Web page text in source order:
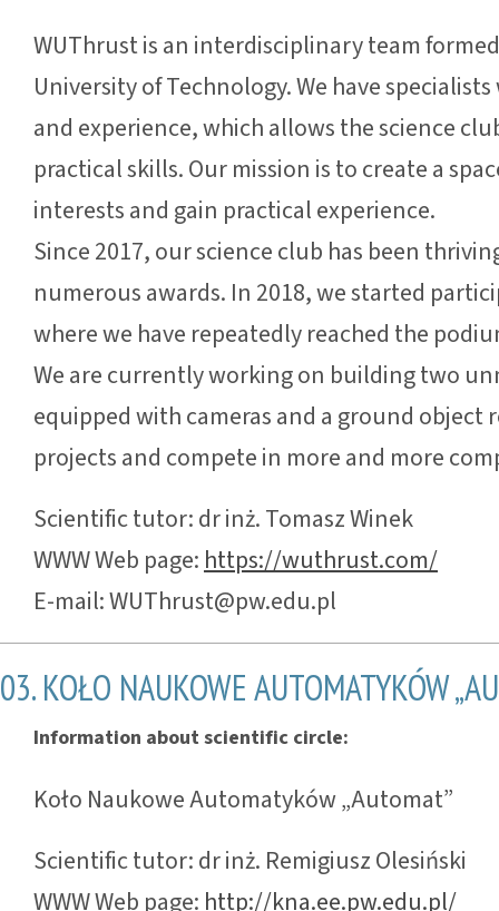
WUThrust is an interdisciplinary team
University of Technology. We have
and experience, which allows the science
practical skills. Our mission is to create a
interests and gain practical experience.
Since 2017, our science club has been
numerous awards. In 2018, we started
where we have repeatedly reached the
We are currently working on building two
equipped with cameras and a ground
projects and compete in more and more
Scientific tutor: dr inż. Tomasz Winek
WWW Web page: https://wuthrust.com/
E-mail: WUThrust@pw.edu.pl
03. KOŁO NAUKOWE AUTOMATYKÓW
Information about scientific circle:
Koło Naukowe Automatyków „Automat”
Scientific tutor: dr inż. Remigiusz Olesiński
WWW Web page: http://kna.ee.pw.edu.pl/